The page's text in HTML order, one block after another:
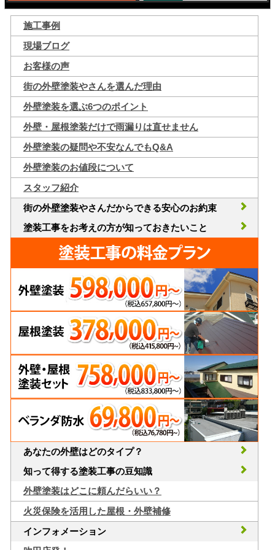
施工事例
現場ブログ
お客様の声
街の外壁塗装やさんを選んだ理由
外壁塗装を選ぶ6つのポイント
外壁・屋根塗装だけで雨漏りは直せません
外壁塗装の疑問や不安なんでもQ&A
外壁塗装のお値段について
スタッフ紹介
街の外壁塗装やさんだからできる安心のお約束
塗装工事をお考えの方が知っておきたいこと
あなたの外壁はどのタイプ？
知って得する塗装工事の豆知識
外壁塗装はどこに頼んだらいい？
火災保険を活用した屋根・外壁補修
インフォメーション